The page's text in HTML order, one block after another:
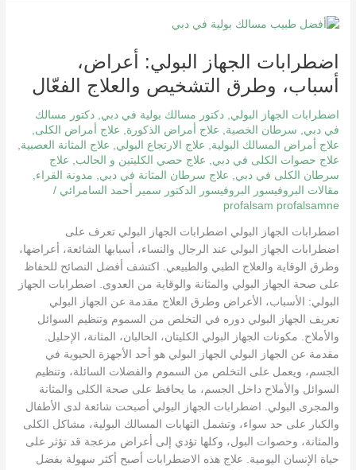
اضطرابات الجهاز البولي: أعراض،
أسباب، وطرق التشخيص والعلاج الفعّال
اضطرابات الجهاز البولي ,دكتور مسالك بولية في دبي ,دكتور مسالك
في دبي
سرطان الخصية علاج أمراض الذكورة علاج أمراض الكلى
علاج أمراض المسالك البولية
علاج الارتجاع البولي علاج المثانة العصبية
علاج حصوات الكلى في دبي
علاج حصي الكليتين و الحالب
علاج
سرطان الكلى في دبي
علاج سرطان المثانة في دبي مدونة القراء
مقالات البروفيسور البروفيسور الدكتور سمير أحمد السامرائي /
profalsam profalsamne
اضطرابات الجهاز البولي اضطرابات الجهاز البولي تعرف على
اضطرابات الجهاز البولي عند الرجال والنساء، أسبابها الشائعة، أعراضها،
وطرق الوقاية والعلاج الطبي والطبيعي. اكتشف أفضل النصائح للحفاظ
على صحة الجهاز البولي والمثانة والوقاية من العدوى. اضطرابات الجهاز
البولي: الأسباب، الأعراض وطرق العلاج مقدمة عن الجهاز البولي
تعريف الجهاز البولي دوره في التخلص من السموم وتنظيم السوائل
والأملاح. مكونات الجهاز البولي الكليتان، الحالبان، المثانة، الإحليل.
مقدمة عن الجهاز البولي الجهاز البولي هو أحد الأجهزة الحيوية في
الجسم، ويعمل على التخلص من السموم والفضلات السائلة، وتنظيم
السوائل والأملاح داخل الجسم، ما يحافظ على صحة الكلى والمثانة
والمجرى البولي. اضطرابات الجهاز البولي أصبحت شائعة لدى الأطفال
والكبار على حد سواء، وتشمل التهابات المسالك البولية، مشاكل الكلى
والمثانة، وحصوات البول، وكلها تؤدي إلى أعراض مزعجة قد تؤثر على
حياة الإنسان اليومية. علاج هذه الاضطرابات أصبح أكثر سهولة بفضل
اضطرابات
البولي:
أعراض،
أسباب،
وطرق
التشخيص
والعلاج
الفعّال